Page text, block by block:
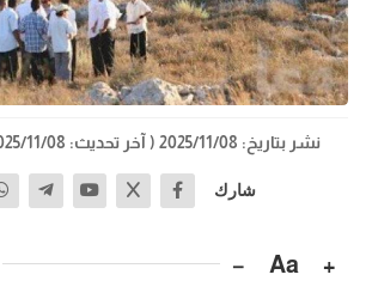
نشر بتاريخ: 2025/11/08 ( آخر تحديث: 2025/11/08 الساعة: 17:27 )
شارك
+
Aa
−